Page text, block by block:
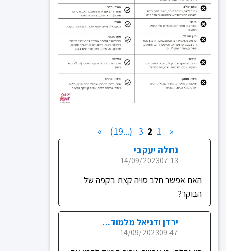
«
1
2
3
(...19)
»
נחלה יעקבי
07:13
14/09/2023
האם אפשר חלב סויה קצת בקפה של
הבוקר?
ירדן ודניאל מלמוד...
09:47
14/09/2023